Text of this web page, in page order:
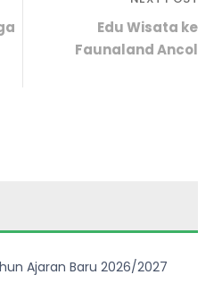
Edu Wisata ke
Faunaland Ancol
Ajaran Baru 2026/2027